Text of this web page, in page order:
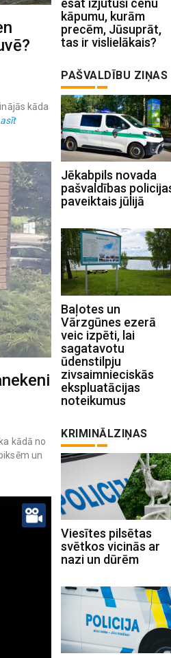
kāda
kādā no
un
esat izjutuši cenu
kāpumu, kurām
precēm, Jūsuprāt,
tas ir vislielākais?
PAŠVALDĪBU ZIŅAS
Jēkabpils novada
pašvaldības
paveiktais jūlijā
Baļotes un
Vārzgūnes ezerā
veic izpēti, lai
sagatavotu
ūdenstilpju
zivsaimnieciskās
ekspluatācijas
noteikumus
KRIMINĀLZIŅAS
Viesītes pilsētas
svētkos vicinās ar
nazi un dūrēm